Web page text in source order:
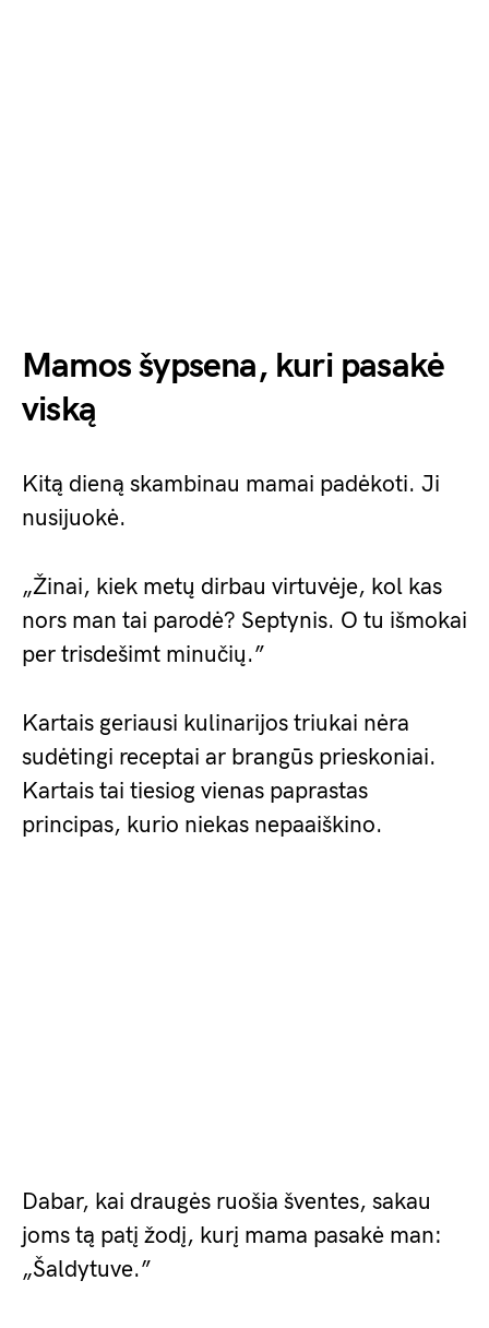
Mamos šypsena, kuri pasakė
viską
Kitą dieną skambinau mamai padėkoti. Ji
nusijuokė.
„Žinai, kiek metų dirbau virtuvėje, kol kas
nors man tai parodė? Septynis. O tu išmokai
per trisdešimt minučių.”
Kartais geriausi kulinarijos triukai nėra
sudėtingi receptai ar brangūs prieskoniai.
Kartais tai tiesiog vienas paprastas
principas, kurio niekas nepaaiškino.
Dabar, kai draugės ruošia šventes, sakau
joms tą patį žodį, kurį mama pasakė man:
„Šaldytuve.”